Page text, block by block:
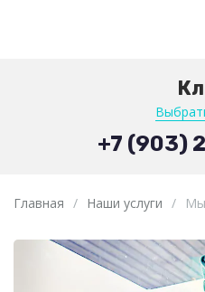
+7 (903)
Главная / Наши услуги /